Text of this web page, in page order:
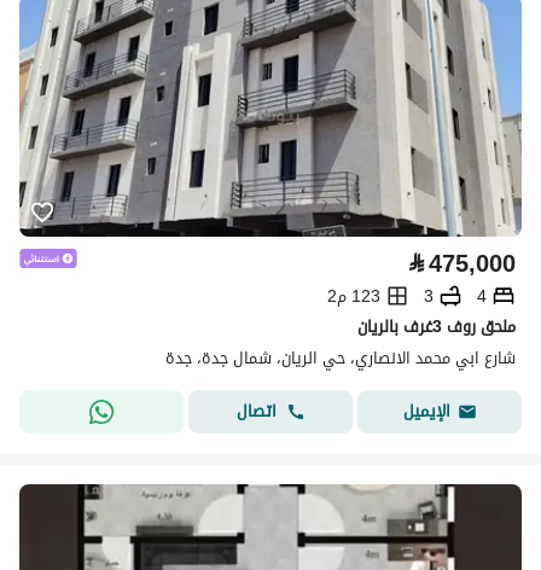
⃁475,000
4
3
123 م2
ملحق روف 3غرف بالريان
شارع ابي محمد الانصاري، حي الريان، شمال جدة، جدة
الإيميل
اتصال